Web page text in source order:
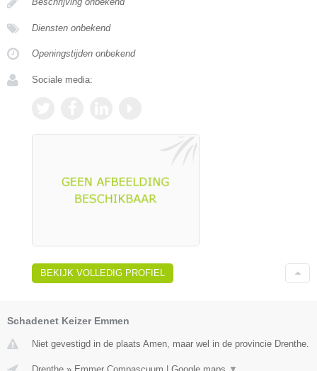
Diensten onbekend
Openingstijden onbekend
Sociale media:
BEKIJK VOLLEDIG PROFIEL
Schadenet Keizer Emmen
Niet gevestigd in de plaats Amen, maar wel in de provincie Drenthe.